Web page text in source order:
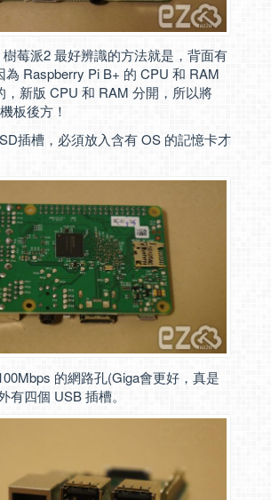
莓派2 最好辨識的方法就是，背面有
為 Raspberry Pi B+ 的 CPU 和 RAM
，新版 CPU 和 RAM 分開，所以將
板後方！
插槽，必須放入含有 OS 的記憶卡才
的網路孔(Giga會更好，真是
有四個 USB 插槽。